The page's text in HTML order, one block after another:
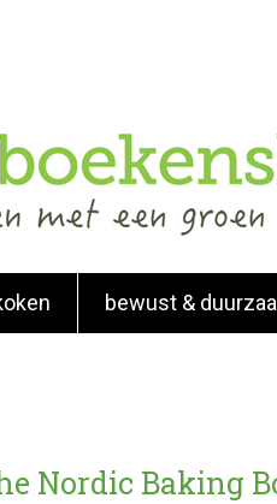
bewust &
Nordic Baking